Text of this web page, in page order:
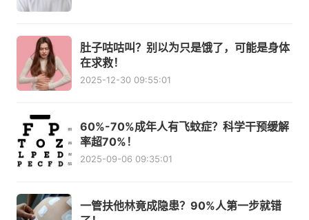
肚子咕咕叫？别以为只是饿了，可能是身体
在求救！
2025-12-30 09:55:01
60%-70%成年人有飞蚊症？科学干预缓解
率超70%！
2025-09-06 09:35:01
一管扶他林竟成隐患？90%人第一步就错